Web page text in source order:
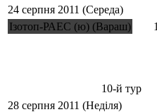
24 серпня 2011 (Середа)
Ізотоп-РАЕС (ю) (Вараш)
1
10-й тур
28 серпня 2011 (Неділя)